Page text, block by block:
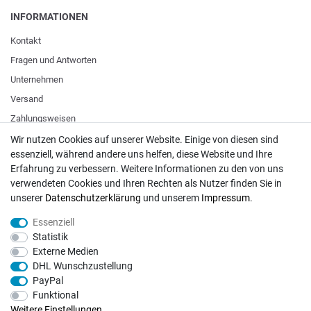
INFORMATIONEN
Kontakt
Fragen und Antworten
Unternehmen
Versand
Zahlungsweisen
ZAHLUNGSARTEN / VERSAND
Paypal
Vorkasse
DHL
Deutsche Post
Bei Fragen wenden Sie sich direkt an unser Service-Team.
Wir nutzen Cookies auf unserer Website. Einige von diesen sind
essenziell, während andere uns helfen, diese Website und Ihre
Erfahrung zu verbessern. Weitere Informationen zu den von uns
verwendeten Cookies und Ihren Rechten als Nutzer finden Sie in
unserer Daten­schutz­erklärung und unserem Impressum.
Essenziell
Statistik
Externe Medien
DHL Wunschzustellung
PayPal
Funktional